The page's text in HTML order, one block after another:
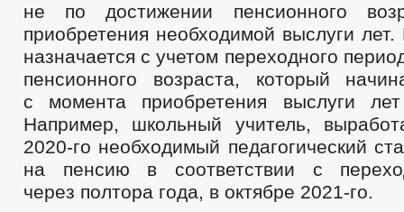
не по достижении пенсионного
приобретения необходимой выслуги
назначается с учетом переходного
пенсионного возраста, который
с момента приобретения выслуги
Например, школьный учитель,
2020-го необходимый педагогический
на пенсию в соответствии с
через полтора года, в октябре 2021-го.